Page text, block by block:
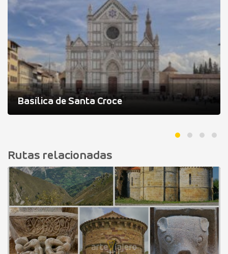
Basílica de Santa Croce
Rutas relacionadas